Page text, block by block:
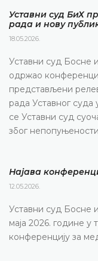
Уставни суд БиХ
рада и нову
18.05.2026.
Уставни суд Босне
одржао
представљени
рада Уставног суда
се Уставни суд
због
Најава
12.05.2026.
Уставни суд Босне
маја 2026. године
конференцију за